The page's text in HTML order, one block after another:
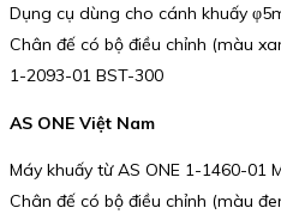
Dụng cụ dùng cho cánh khuấy
Chân đế có bộ điều chỉnh (màu
1-2093-01 BST-300
AS ONE Việt Nam
Máy khuấy từ AS ONE 1-1460-01
Chân đế có bộ điều chỉnh (màu